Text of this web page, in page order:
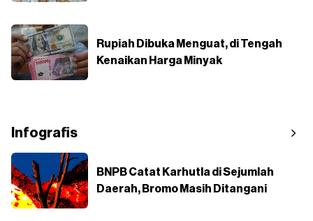
Rupiah Dibuka Menguat, di Tengah
Kenaikan Harga Minyak
Infografis
BNPB Catat Karhutla di Sejumlah
Daerah, Bromo Masih Ditangani